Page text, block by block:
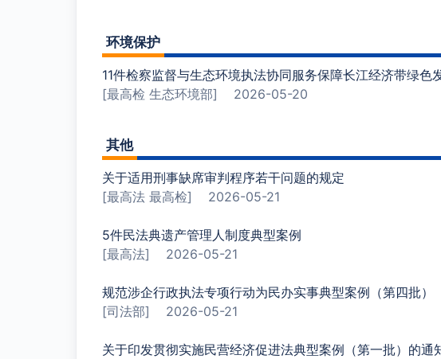
环境保护
11件检察监督与生态环境执法协同服务保障长江经济带绿色
[最高检 生态环境部] 2026-05-20
其他
关于适用刑事缺席审判程序若干问题的规定
[最高法 最高检] 2026-05-21
5件民法典遗产管理人制度典型案例
[最高法] 2026-05-21
规范涉企行政执法专项行动为民办实事典型案例（第四批）
[司法部] 2026-05-21
关于印发贯彻实施民营经济促进法典型案例（第一批）的通